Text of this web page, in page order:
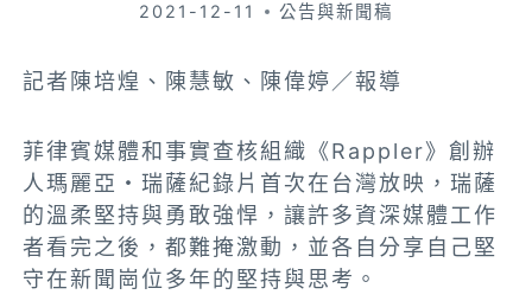
2021-12-11 公告與新聞稿
記者陳培煌、陳慧敏、陳偉婷／報導
菲律賓媒體和事實查核組織《Rappler》創辦
人瑪麗亞・瑞薩紀錄片首次在台灣放映，瑞薩
的溫柔堅持與勇敢強悍，讓許多資深媒體工作
者看完之後，都難掩激動，並各自分享自己堅
守在新聞崗位多年的堅持與思考。